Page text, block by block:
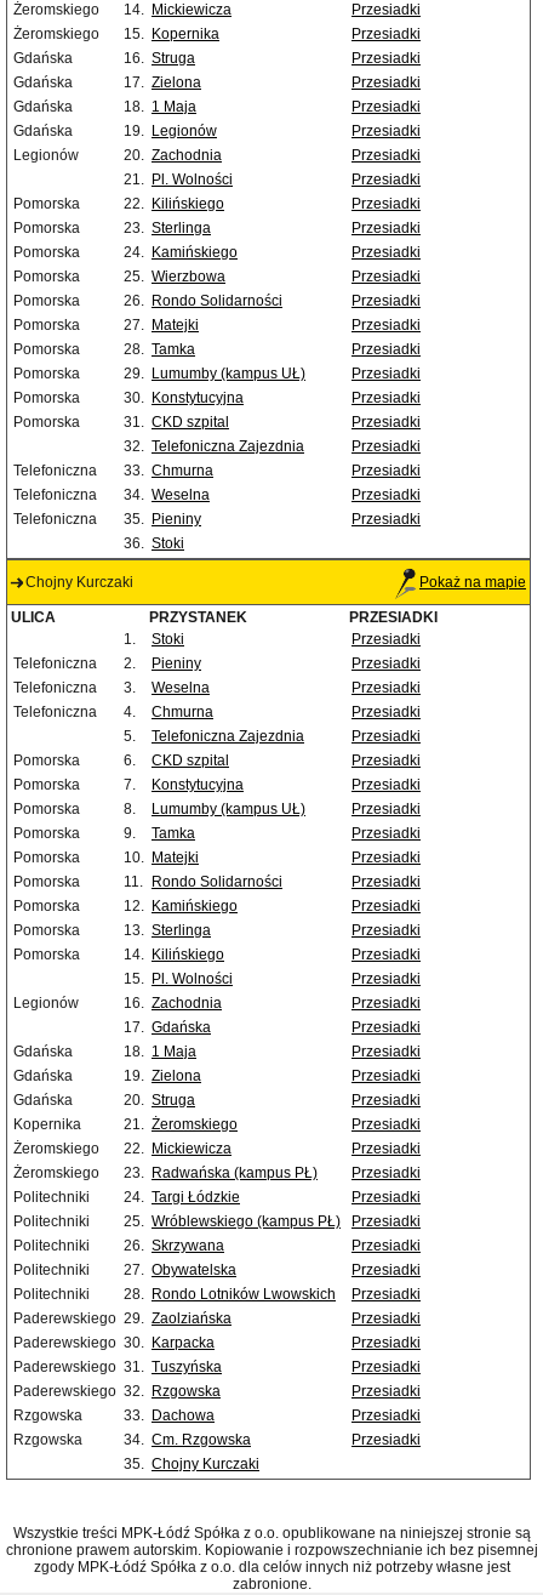
Żeromskiego
14. Mickiewicza
Przesiadki
Żeromskiego
15. Kopernika
Przesiadki
Gdańska
16. Struga
Przesiadki
Gdańska
17. Zielona
Przesiadki
Gdańska
18. 1 Maja
Przesiadki
Gdańska
19. Legionów
Przesiadki
Legionów
20. Zachodnia
Przesiadki
21. Pl. Wolności
Przesiadki
Pomorska
22. Kilińskiego
Przesiadki
Pomorska
23. Sterlinga
Przesiadki
Pomorska
24. Kamińskiego
Przesiadki
Pomorska
25. Wierzbowa
Przesiadki
Pomorska
26. Rondo Solidarności
Przesiadki
Pomorska
27. Matejki
Przesiadki
Pomorska
28. Tamka
Przesiadki
Pomorska
29. Lumumby (kampus UŁ)
Przesiadki
Pomorska
30. Konstytucyjna
Przesiadki
Pomorska
31. CKD szpital
Przesiadki
32. Telefoniczna Zajezdnia
Przesiadki
Telefoniczna
33. Chmurna
Przesiadki
Telefoniczna
34. Weselna
Przesiadki
Telefoniczna
35. Pieniny
Przesiadki
36. Stoki
Chojny Kurczaki Pokaż na mapie
ULICA PRZYSTANEK
PRZESIADKI
1.
Stoki
Przesiadki
Telefoniczna
2. Pieniny
Przesiadki
Telefoniczna
3. Weselna
Przesiadki
Telefoniczna
4. Chmurna
Przesiadki
5.
Telefoniczna Zajezdnia
Przesiadki
Pomorska
6. CKD szpital
Przesiadki
Pomorska
7. Konstytucyjna
Przesiadki
Pomorska
8. Lumumby (kampus UŁ)
Przesiadki
Pomorska
9. Tamka
Przesiadki
Pomorska
10. Matejki
Przesiadki
Pomorska
11. Rondo Solidarności
Przesiadki
Pomorska
12. Kamińskiego
Przesiadki
Pomorska
13. Sterlinga
Przesiadki
Pomorska
14. Kilińskiego
Przesiadki
15. Pl. Wolności
Przesiadki
Legionów
16. Zachodnia
Przesiadki
17. Gdańska
Przesiadki
Gdańska
18. 1 Maja
Przesiadki
Gdańska
19. Zielona
Przesiadki
Gdańska
20. Struga
Przesiadki
Kopernika
21. Żeromskiego
Przesiadki
Żeromskiego
22. Mickiewicza
Przesiadki
Żeromskiego
23. Radwańska (kampus PŁ)
Przesiadki
Politechniki
24. Targi Łódzkie
Przesiadki
Politechniki
25. Wróblewskiego (kampus PŁ)
Przesiadki
Politechniki
26. Skrzywana
Przesiadki
Politechniki
27. Obywatelska
Przesiadki
Politechniki
28. Rondo Lotników Lwowskich
Przesiadki
Paderewskiego 29. Zaolziańska
Przesiadki
Paderewskiego 30. Karpacka
Przesiadki
Paderewskiego 31. Tuszyńska
Przesiadki
Paderewskiego 32. Rzgowska
Przesiadki
Rzgowska
33. Dachowa
Przesiadki
Rzgowska
34. Cm. Rzgowska
Przesiadki
35. Chojny Kurczaki
Wszystkie treści MPK-Łódź Spółka z o.o. opublikowane na niniejszej stronie są
chronione prawem autorskim. Kopiowanie i rozpowszechnianie ich bez pisemnej
zgody MPK-Łódź Spółka z o.o. dla celów innych niż potrzeby własne jest
zabronione.